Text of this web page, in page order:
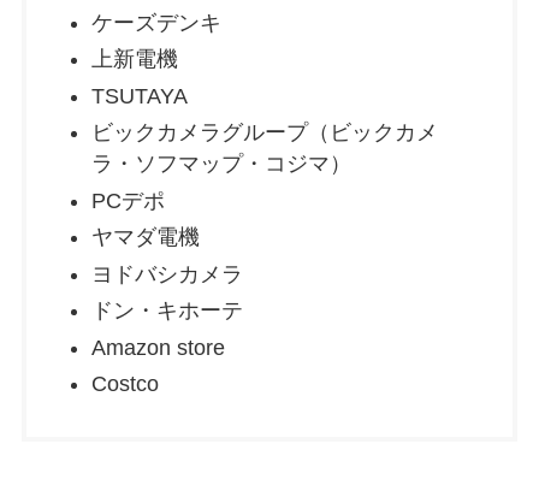
ケーズデンキ
上新電機
TSUTAYA
ビックカメラグループ（ビックカメ
ラ・ソフマップ・コジマ）
PCデポ
ヤマダ電機
ヨドバシカメラ
ドン・キホーテ
Amazon store
Costco